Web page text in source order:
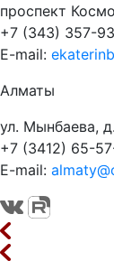
проспект
+7 (343) 357-
E-mail:
Алматы
ул. Мынбаева,
+7 (3412) 65-
E-mail: